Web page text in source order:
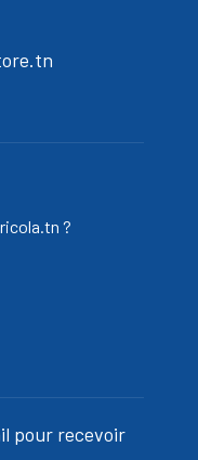
?
pour recevoir